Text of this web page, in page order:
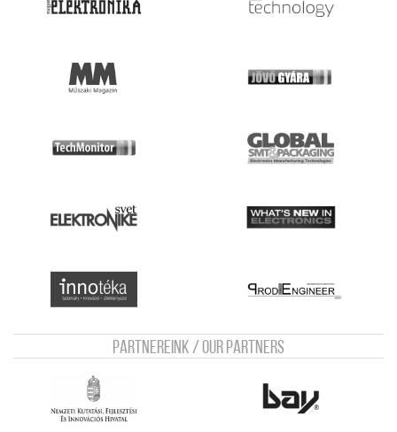
Partnereink / Our Partners